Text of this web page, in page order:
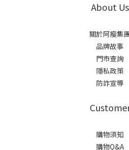
About Us
關於阿瘦集
品牌故事
門市查詢
隱私政策
防詐宣導
購物須知
購物Q&A